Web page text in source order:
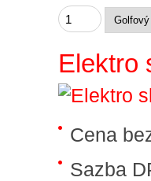
Elektro
Cena
Sazba